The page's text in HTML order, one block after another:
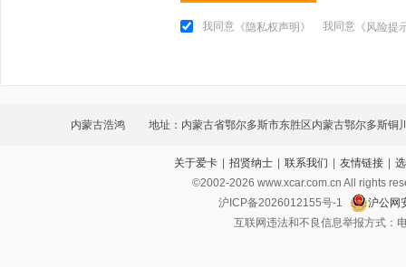
我同意 《隐私权声明》 我同意 《风险提
内蒙古浩鸿 地址：内蒙古省鄂尔多斯市东胜区内蒙古鄂尔多斯铜
庞大汽车城
关于爱卡 | 招贤纳士 | 联系我们 | 友情链接 |
©2002-2026 www.xcar.com.cn All rights
沪ICP备2026012155号-1
沪公网
互联网违法和不良信息举报方式：